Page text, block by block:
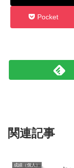
Pocket
関連記事
成績（個人）